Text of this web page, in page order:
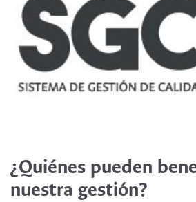
¿Quiénes pueden
nuestra gestión?